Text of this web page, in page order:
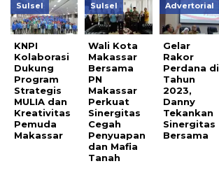
Sulsel
KNPI
Kolaborasi
Dukung
Program
Strategis
MULIA dan
Kreativitas
Pemuda
Makassar
Sulsel
Wali Kota
Makassar
Bersama
PN
Makassar
Perkuat
Sinergitas
Cegah
Penyuapan
dan Mafia
Tanah
Advertorial
Gelar
Rakor
Perdana di
Tahun
2023,
Danny
Tekankan
Sinergitas
Bersama